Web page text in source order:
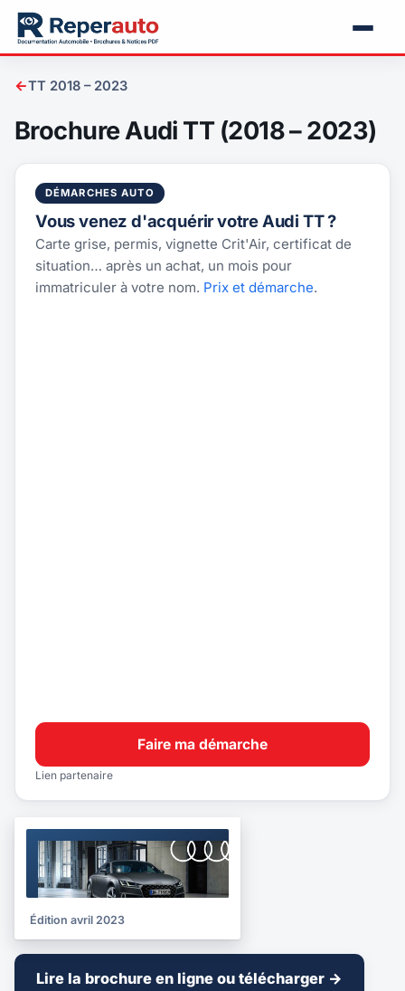
←TT 2018 – 2023
Brochure Audi TT (2018 – 2023)
DÉMARCHES AUTO
Vous venez d'acquérir votre Audi TT ?
Carte grise, permis, vignette Crit'Air, certificat de
situation… après un achat, un mois pour
immatriculer à votre nom. Prix et démarche.
Faire ma démarche
Lien partenaire
BROCHURE
2023
Édition avril 2023
Lire la brochure en ligne ou télécharger →